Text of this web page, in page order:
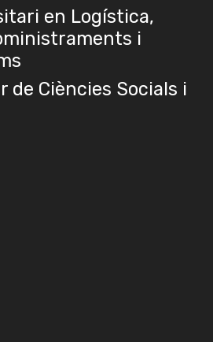
en Logística,
i
de Ciències Socials i